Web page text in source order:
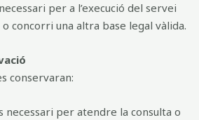
per a l’execució del servei
concorri una altra base legal vàlida.
conservaran:
necessari per atendre la consulta o